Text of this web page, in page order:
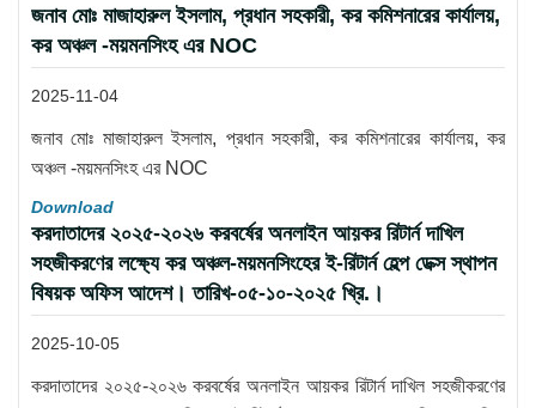
জনাব মোঃ মাজাহারুল ইসলাম, প্রধান সহকারী, কর কমিশনারের কার্যালয়,
কর অঞ্চল -ময়মনসিংহ এর NOC
2025-11-04
জনাব মোঃ মাজাহারুল ইসলাম, প্রধান সহকারী, কর কমিশনারের কার্যালয়, কর
অঞ্চল -ময়মনসিংহ এর NOC
Download
করদাতাদের ২০২৫-২০২৬ করবর্ষের অনলাইন আয়কর রিটার্ন দাখিল
সহজীকরণের লক্ষ্যে কর অঞ্চল-ময়মনসিংহের ই-রিটার্ন হেল্প ডেক্স স্থাপন
বিষয়ক অফিস আদেশ। তারিখ-০৫-১০-২০২৫ খ্রি.।
2025-10-05
করদাতাদের ২০২৫-২০২৬ করবর্ষের অনলাইন আয়কর রিটার্ন দাখিল সহজীকরণের